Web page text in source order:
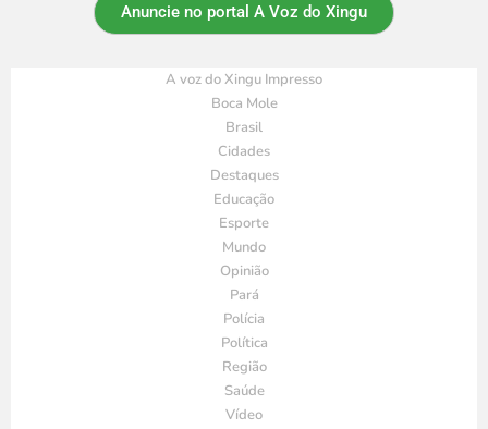
Anuncie no portal A Voz do Xingu
A voz do Xingu Impresso
Boca Mole
Brasil
Cidades
Destaques
Educação
Esporte
Mundo
Opinião
Pará
Polícia
Política
Região
Saúde
Vídeo